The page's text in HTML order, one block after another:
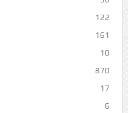
122
161
10
870
17
6